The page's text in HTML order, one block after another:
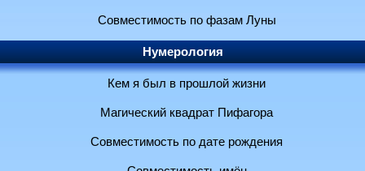
Совместимость по фазам Луны
Нумерология
Кем я был в прошлой жизни
Магический квадрат Пифагора
Совместимость по дате рождения